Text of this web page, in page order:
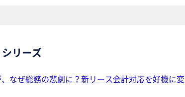
リーズ
なぜ総務の悲劇に？新リース会計対応を好機に